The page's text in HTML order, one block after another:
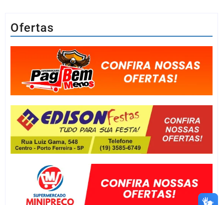
Ofertas